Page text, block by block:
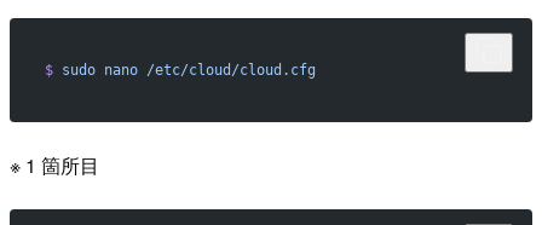
$ sudo nano /etc/cloud/cloud.cfg
※ 1 箇所目